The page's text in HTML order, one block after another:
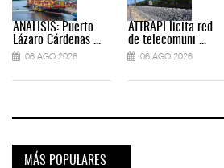
ANÁLISIS: Puerto
Lázaro Cárdenas ...
06 AGO 2026
ATTRAPI licita red
de telecomuni ...
06 AGO 2026
MÁS POPULARES